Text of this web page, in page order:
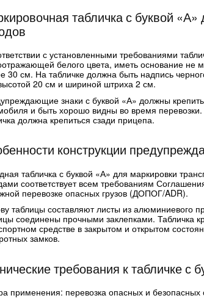
табличка с буквой «А»
с установленными требованиями
белого цвета, иметь основание не
30 см. На табличке должна быть надпись
20 см и шириной штриха 2 см.
знаки с буквой «А» должны
и быть хорошо видны во время
должна крепиться сзади прицепа.
конструкции
табличка с буквой «А» для маркировки
соответствует всем требованиям
перевозке опасных грузов (ДОПОГ/ADR).
таблицы составляют листы из алюминиевого
соединены прочными заклепками. Табличка
средстве в закрытом и открытом
замков.
требования к табличке с
применения: перевозка опасных и безопасных